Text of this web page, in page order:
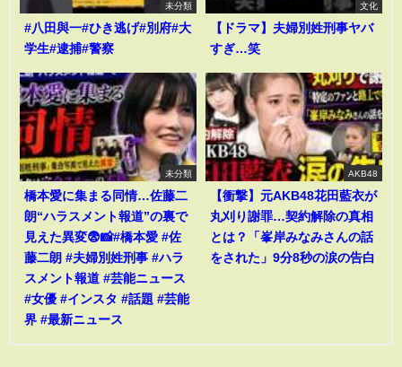
未分類
#八田與一#ひき逃げ#別府#大
学生#逮捕#警察
文化
【ドラマ】夫婦別姓刑事ヤバ
すぎ…笑
未分類
橋本愛に集まる同情…佐藤二
朗“ハラスメント報道”の裏で
見えた異変😨📸#橋本愛 #佐
藤二朗 #夫婦別姓刑事 #ハラ
スメント報道 #芸能ニュース
#女優 #インスタ #話題 #芸能
界 #最新ニュース
AKB48
【衝撃】元AKB48花田藍衣が
丸刈り謝罪…契約解除の真相
とは？「峯岸みなみさんの話
をされた」9分8秒の涙の告白